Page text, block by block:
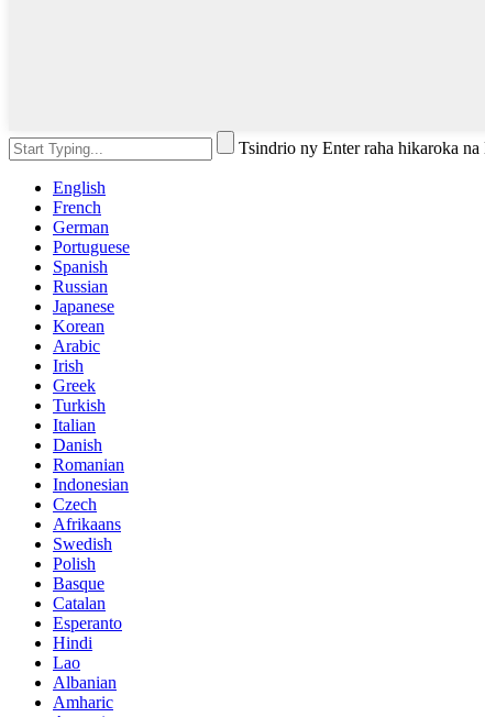
Tsindrio ny Enter raha hikaroka na
English
French
German
Portuguese
Spanish
Russian
Japanese
Korean
Arabic
Irish
Greek
Turkish
Italian
Danish
Romanian
Indonesian
Czech
Afrikaans
Swedish
Polish
Basque
Catalan
Esperanto
Hindi
Lao
Albanian
Amharic